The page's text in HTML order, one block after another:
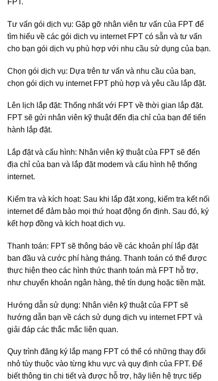
FPT.
Tư vấn gói dịch vụ: Gặp gỡ nhân viên tư vấn của FPT để
tìm hiểu về các gói dịch vụ internet FPT có sẵn và tư vấn
cho bạn gói dịch vụ phù hợp với nhu cầu sử dụng của bạn.
Chọn gói dịch vụ: Dựa trên tư vấn và nhu cầu của bạn,
chọn gói dịch vụ internet FPT phù hợp và yêu cầu lắp đặt.
Lên lịch lắp đặt: Thống nhất với FPT về thời gian lắp đặt.
FPT sẽ gửi nhân viên kỹ thuật đến địa chỉ của bạn để tiến
hành lắp đặt.
Lắp đặt và cấu hình: Nhân viên kỹ thuật của FPT sẽ đến
địa chỉ của bạn và lắp đặt modem và cấu hình hệ thống
internet.
Kiểm tra và kích hoạt: Sau khi lắp đặt xong, kiểm tra kết nối
internet để đảm bảo mọi thứ hoạt động ổn định. Sau đó, ký
kết hợp đồng và kích hoạt dịch vụ.
Thanh toán: FPT sẽ thông báo về các khoản phí lắp đặt
ban đầu và cước phí hàng tháng. Thanh toán có thể được
thực hiện theo các hình thức thanh toán mà FPT hỗ trợ,
như chuyển khoản ngân hàng, thẻ tín dụng hoặc tiền mặt.
Hướng dẫn sử dụng: Nhân viên kỹ thuật của FPT sẽ
hướng dẫn bạn về cách sử dụng dịch vụ internet FPT và
giải đáp các thắc mắc liên quan.
Quy trình đăng ký lắp mạng FPT có thể có những thay đổi
nhỏ tùy thuộc vào từng khu vực và quy định của FPT. Để
biết thông tin chi tiết và được hỗ trợ, hãy liên hệ trực tiếp